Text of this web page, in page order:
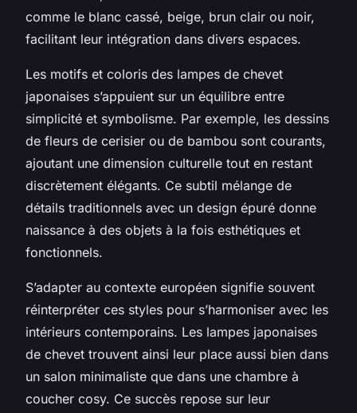
comme le blanc cassé, beige, brun clair ou noir,
facilitant leur intégration dans divers espaces.
Les motifs et coloris des lampes de chevet
japonaises s’appuient sur un équilibre entre
simplicité et symbolisme. Par exemple, les dessins
de fleurs de cerisier ou de bambou sont courants,
ajoutant une dimension culturelle tout en restant
discrètement élégants. Ce subtil mélange de
détails traditionnels avec un design épuré donne
naissance à des objets à la fois esthétiques et
fonctionnels.
S’adapter au contexte européen signifie souvent
réinterpréter ces styles pour s’harmoniser avec les
intérieurs contemporains. Les lampes japonaises
de chevet trouvent ainsi leur place aussi bien dans
un salon minimaliste que dans une chambre à
coucher cosy. Ce succès repose sur leur